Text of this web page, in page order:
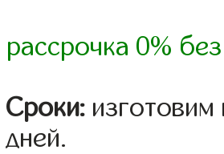
рассрочка 0%
Сроки:
дней.